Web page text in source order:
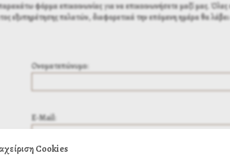
φόρμα επικοινωνίας για να επικοινωνήσετε μαζί μας.
εξυπηρέτησης πελατών, διαφορετικά την επόμενη ημέρα θα
Ονοματεπώνυμο:
E-Mail:
Cookies